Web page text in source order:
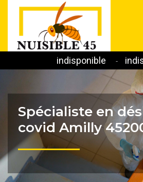
indisponible -
Spécialiste en
covid Amilly